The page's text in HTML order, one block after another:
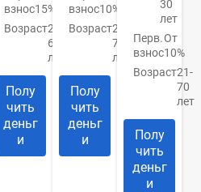
взнос15%
Возраст21-
65
лет
Полу
чить
деньг
и
взнос10%
Возраст21-
75
лет
Полу
чить
деньг
и
30
лет
Перв.
взнос
От
10%
Возраст21-
70
лет
Полу
чить
деньг
и